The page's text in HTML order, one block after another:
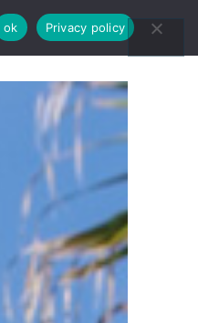
EVENTI
ok Privacy policy